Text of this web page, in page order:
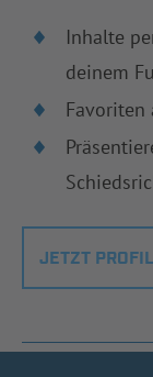
Inhalte
deinem
Favoriten
JETZT